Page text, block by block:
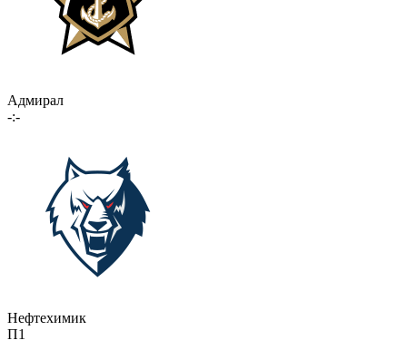
Адмирал
-:-
Нефтехимик
П1